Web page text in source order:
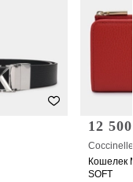
12
Coccinelle
Кошелек
SOFT